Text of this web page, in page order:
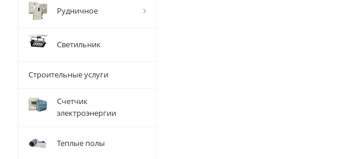
Рудничное
Светильник
Строительные услуги
Счетчик
электроэнергии
Теплые полы